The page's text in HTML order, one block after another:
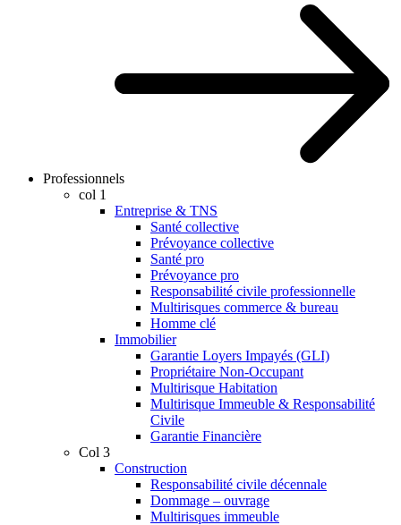
Professionnels
col 1
Entreprise & TNS
Santé collective
Prévoyance collective
Santé pro
Prévoyance pro
Responsabilité civile professionnelle
Multirisques commerce & bureau
Homme clé
Immobilier
Garantie Loyers Impayés (GLI)
Propriétaire Non-Occupant
Multirisque Habitation
Multirisque Immeuble & Responsabilité
Civile
Garantie Financière
Col 3
Construction
Responsabilité civile décennale
Dommage – ouvrage
Multirisques immeuble